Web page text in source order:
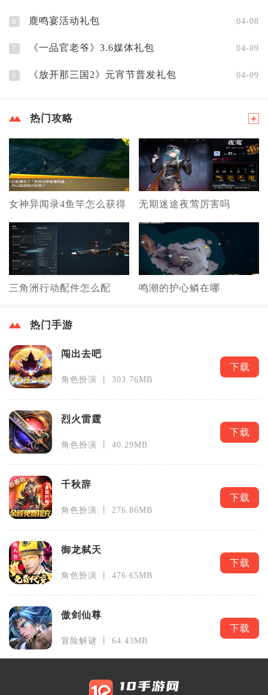
6 鹿鸣宴活动礼包 04-08
7 《一品官老爷》3.6媒体礼包 04-09
8 《放开那三国2》元宵节普发礼包 04-09
热门攻略
女神异闻录4鱼竿怎么获得 无期迷途夜莺厉害吗
三角洲行动配件怎么配 鸣潮的护心鳞在哪
热门手游
闯出去吧
角色扮演 丨 303.76MB
下载
烈火雷霆
角色扮演 丨 40.29MB
下载
千秋辞
角色扮演 丨 276.86MB
下载
御龙弑天
角色扮演 丨 476.65MB
下载
傲剑仙尊
冒险解谜 丨 64.43MB
下载